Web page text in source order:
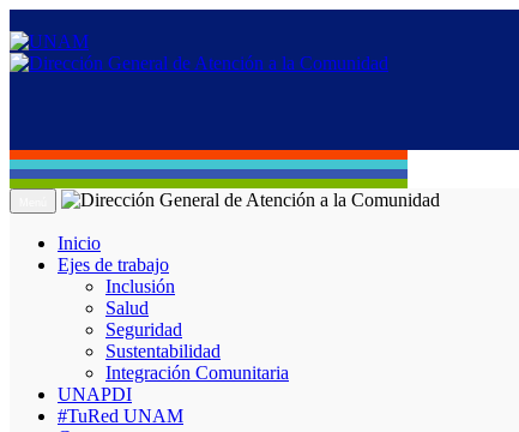
Inicio
Ejes de trabajo
Inclusión
Salud
Seguridad
Sustentabilidad
Integración Comunitaria
UNAPDI
#TuRed UNAM